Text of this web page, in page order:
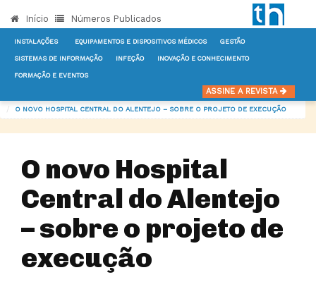
Início Números Publicados
INSTALAÇÕES EQUIPAMENTOS E DISPOSITIVOS MÉDICOS GESTÃO
SISTEMAS DE INFORMAÇÃO INFEÇÃO INOVAÇÃO E CONHECIMENTO
FORMAÇÃO E EVENTOS
ASSINE A REVISTA
O NOVO HOSPITAL CENTRAL DO ALENTEJO – SOBRE O PROJETO DE EXECUÇÃO
O novo Hospital
Central do Alentejo
– sobre o projeto de
execução